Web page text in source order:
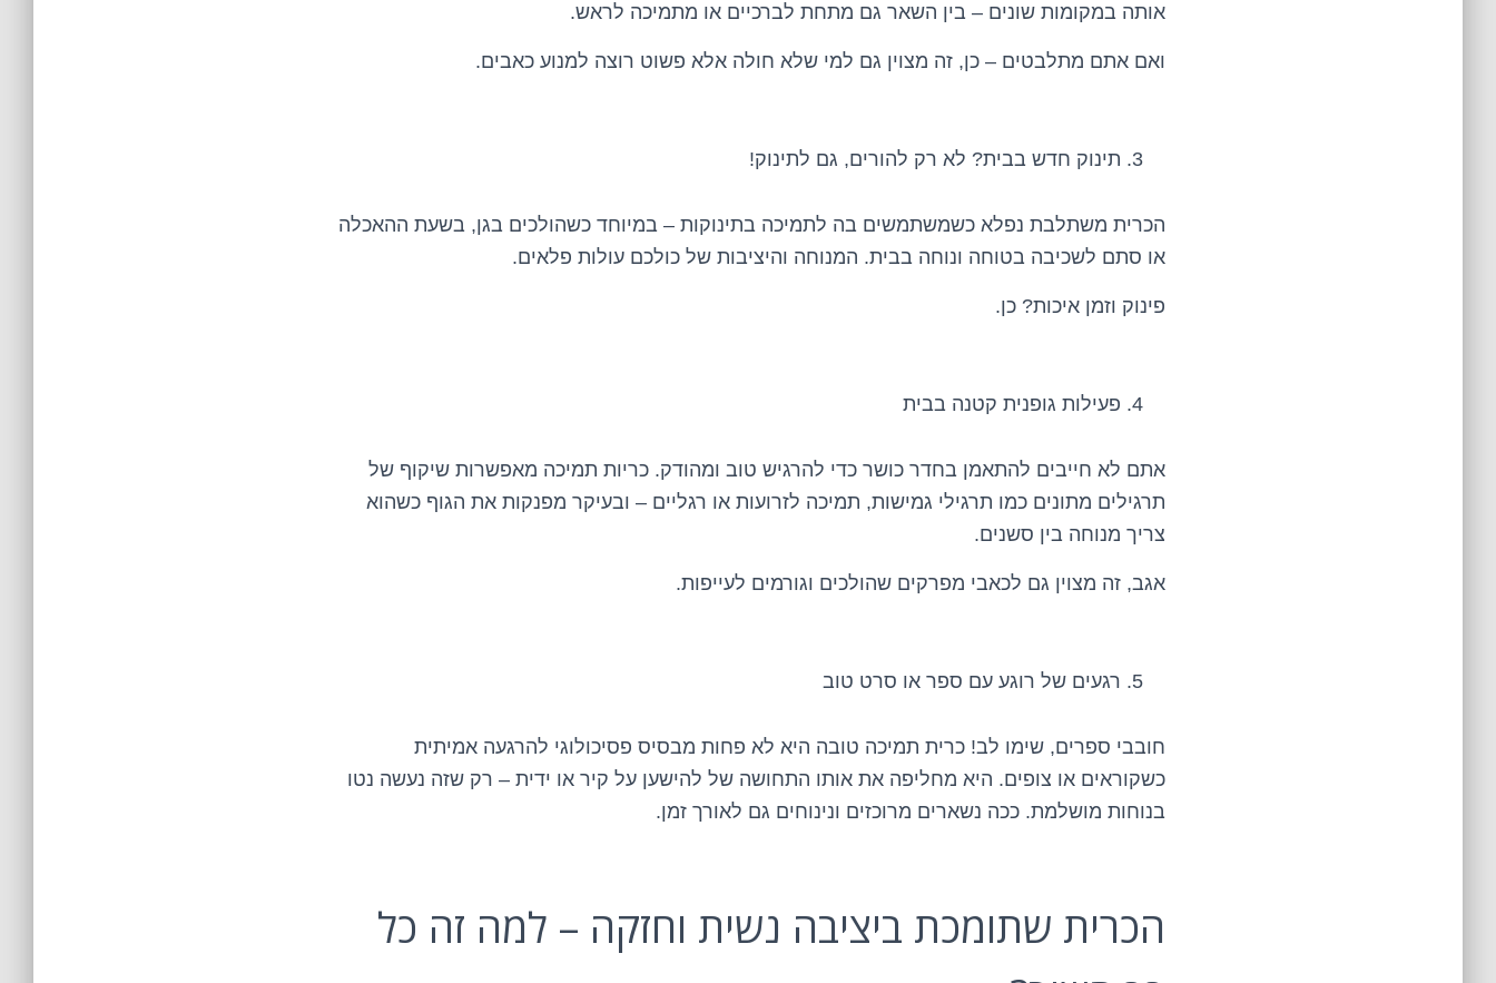
אותה במקומות שונים – בין השאר גם מתחת לברכיים או מתמיכה לראש.
ואם אתם מתלבטים – כן, זה מצוין גם למי שלא חולה אלא פשוט רוצה למנוע כאבים.
תינוק חדש בבית? לא רק להורים, גם לתינוק!
הכרית משתלבת נפלא כשמשתמשים בה לתמיכה בתינוקות – במיוחד כשהולכים בגן, בשעת ההאכלה
או סתם לשכיבה בטוחה ונוחה בבית. המנוחה והיציבות של כולכם עולות פלאים.
פינוק וזמן איכות? כן.
פעילות גופנית קטנה בבית
אתם לא חייבים להתאמן בחדר כושר כדי להרגיש טוב ומהודק. כריות תמיכה מאפשרות שיקוף של
תרגילים מתונים כמו תרגילי גמישות, תמיכה לזרועות או רגליים – ובעיקר מפנקות את הגוף כשהוא
צריך מנוחה בין סשנים.
אגב, זה מצוין גם לכאבי מפרקים שהולכים וגורמים לעייפות.
רגעים של רוגע עם ספר או סרט טוב
חובבי ספרים, שימו לב! כרית תמיכה טובה היא לא פחות מבסיס פסיכולוגי להרגעה אמיתית
כשקוראים או צופים. היא מחליפה את אותו התחושה של להישען על קיר או ידית – רק שזה נעשה נטו
בנוחות מושלמת. ככה נשארים מרוכזים ונינוחים גם לאורך זמן.
הכרית שתומכת ביציבה נשית וחזקה – למה זה כל